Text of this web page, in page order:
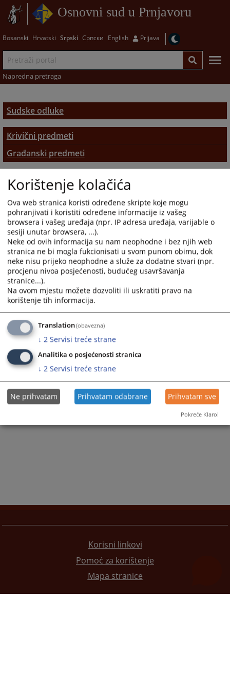
Osnovni sud u Prnjavoru
Bosanski Hrvatski Srpski Српски English Prijava
Napredna pretraga
Sudske odluke
Krivični predmeti
Građanski predmeti
Korisni linkovi
Pomoć za korištenje
Mapa stranice
Korištenje kolačića
Ova web stranica koristi određene skripte koje mogu
pohranjivati i koristiti određene informacije iz vašeg
browsera i vašeg uređaja (npr. IP adresa uređaja, varijable o
sesiji unutar browsera, ...).
Neke od ovih informacija su nam neophodne i bez njih web
stranica ne bi mogla fukcionisati u svom punom obimu, dok
neke nisu prijeko neophodne a služe za dodatne stvari (npr.
procjenu nivoa posjećenosti, budućeg usavršavanja
stranice...).
Na ovom mjestu možete dozvoliti ili uskratiti pravo na
korištenje tih informacija.
Translation(obavezna)
↓ 2 Servisi treće strane
Analitika o posjećenosti stranica
↓ 2 Servisi treće strane
Ne prihvatam Prihvatam odabrane Prihvatam sve
Pokreće Klaro!